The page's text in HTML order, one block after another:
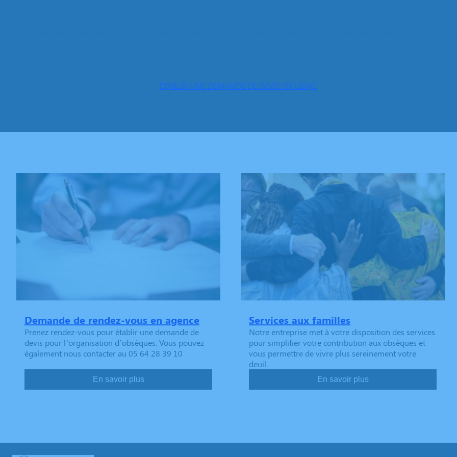
ÉTABLIR UNE DEMANDE DE DEVIS EN LIGNE
Demande de rendez-vous en agence
Prenez rendez-vous pour établir une demande de
devis pour l’organisation d’obsèques. Vous pouvez
également nous contacter au 05 64 28 39 10
En savoir plus
Services aux familles
Notre entreprise met à votre disposition des services
pour simplifier votre contribution aux obsèques et
vous permettre de vivre plus sereinement votre
deuil.
En savoir plus